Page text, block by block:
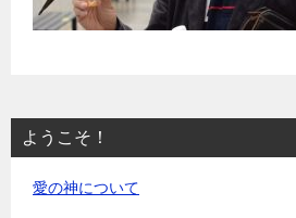
ようこそ！
愛の神について